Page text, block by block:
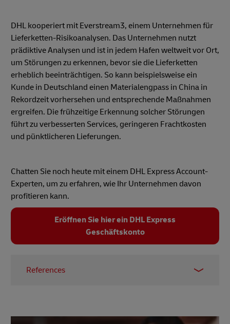
DHL kooperiert mit Everstream3, einem Unternehmen für
Lieferketten-Risikoanalysen. Das Unternehmen nutzt
prädiktive Analysen und ist in jedem Hafen weltweit vor Ort,
um Störungen zu erkennen, bevor sie die Lieferketten
erheblich beeinträchtigen. So kann beispielsweise ein
Kunde in Deutschland einen Materialengpass in China in
Rekordzeit vorhersehen und entsprechende Maßnahmen
ergreifen. Die frühzeitige Erkennung solcher Störungen
führt zu verbesserten Services, geringeren Frachtkosten
und pünktlicheren Lieferungen.
Chatten Sie noch heute mit einem DHL Express Account-
Experten, um zu erfahren, wie Ihr Unternehmen davon
profitieren kann.
Eröffnen Sie hier ein DHL Express
Geschäftskonto
References